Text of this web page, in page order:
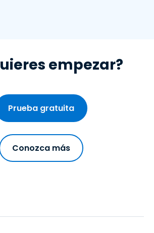
empezar?
Prueba gratuita
Conozca más